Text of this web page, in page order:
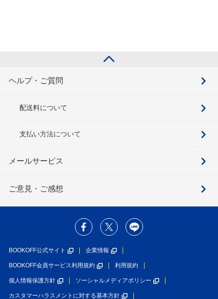
ヘルプ・ご質問
配送料について
支払い方法について
メールサービス
ご意見・ご感想
BOOKOFF公式サイト 企業情報
BOOKOFF会員サービス利用規約 利用規約
個人情報保護方針 ソーシャルメディアポリシー
カスタマーハラスメントに対する基本方針